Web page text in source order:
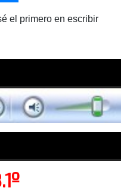
el primero en escribir